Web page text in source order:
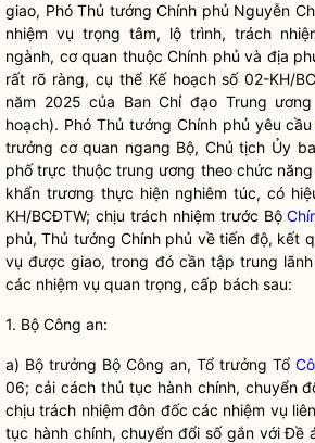
giao, Phó Thủ tướng Chính phủ Nguyễn
nhiệm vụ trọng tâm, lộ trình, trách
ngành, cơ quan thuộc Chính phủ và địa
rất rõ ràng, cụ thể Kế hoạch số 02-KH/
năm 2025 của BanChỉ đạoTrung
hoạch). Phó Thủ tướng Chính phủ yêu cầu
trưởng cơ quan ngang Bộ, Chủ tịch Ủy
phố trực thuộc trung ương theo chức
khẩn trương thực hiện nghiêm túc, có
KH/BCĐTW; chịu trách nhiệm trước Bộ
phủ, Thủ tướng Chính phủ về tiến độ, kết
vụ được giao, trong đó cần tập trung lãnh
các nhiệm vụ quan trọng, cấp bách sau:
1. Bộ Công an:
a) Bộ trưởng Bộ Công an, Tổ trưởng Tổ
06; cải cách thủ tục hành chính, chuyển
chịu trách nhiệm đôn đốc các nhiệm vụ
tục hành chính, chuyển đổi số gắn với Đề